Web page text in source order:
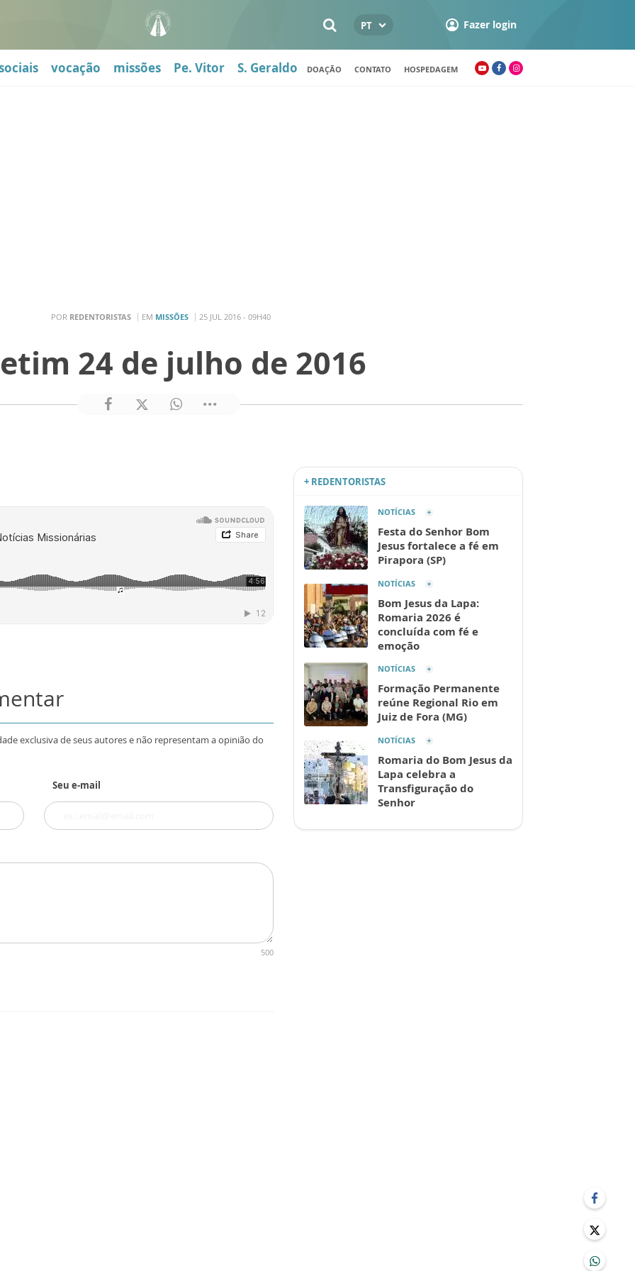
PT Fazer login
vocação missões Pe. Vitor S. Geraldo DOAÇÃO CONTATO HOSPEDAGEM
POR REDENTORISTAS EM MISSÕES 25 JUL 2016 - 09H40
24 de julho de 2016
exclusiva de seus autores e não representam a opinião do
Seu e-mail
500
+ REDENTORISTAS
NOTÍCIAS
Festa do Senhor Bom
Jesus fortalece a fé em
Pirapora (SP)
NOTÍCIAS
Bom Jesus da Lapa:
Romaria 2026 é
concluída com fé e
emoção
NOTÍCIAS
Formação Permanente
reúne Regional Rio em
Juiz de Fora (MG)
NOTÍCIAS
Romaria do Bom Jesus da
Lapa celebra a
Transfiguração do
Senhor